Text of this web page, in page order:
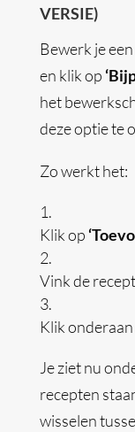
VERSIE)
Bewerk je
en klik op
het
deze optie te
Zo werkt het:
Klik op
Vink de
Klik
Je ziet nu
recepten
wisselen